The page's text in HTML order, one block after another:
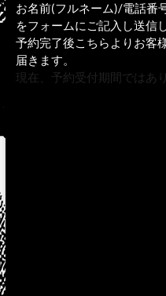
お名前(フルネーム)/電話番
をフォームにご記入し送信
予約完了後こちらよりお客
届きます。
現在、予約受付期間ではあ